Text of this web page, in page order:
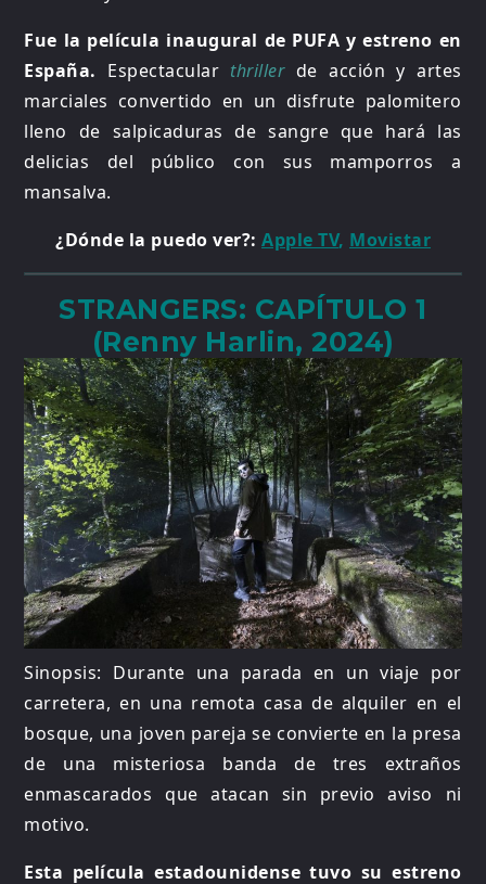
Fue la película inaugural de PUFA y estreno en
España. Espectacular thrillerde acción y artes
marciales convertido en un disfrute palomitero
lleno de salpicaduras de sangre que hará las
delicias del público con sus mamporros a
mansalva.
¿Dónde la puedo ver?: Apple TV, Movistar
STRANGERS: CAPÍTULO 1
(Renny Harlin, 2024)
Sinopsis: Durante una parada en un viaje por
carretera, en una remota casa de alquiler en el
bosque, una joven pareja se convierte en la presa
de una misteriosa banda de tres extraños
enmascarados que atacan sin previo aviso ni
motivo.
Esta película estadounidense tuvo su estreno